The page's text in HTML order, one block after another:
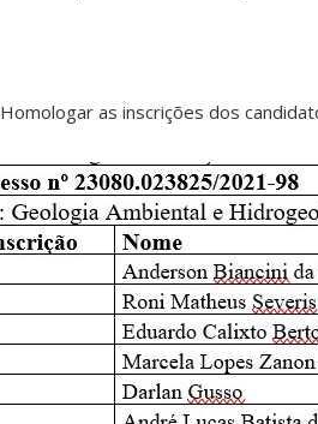
Homologar as inscrições dos